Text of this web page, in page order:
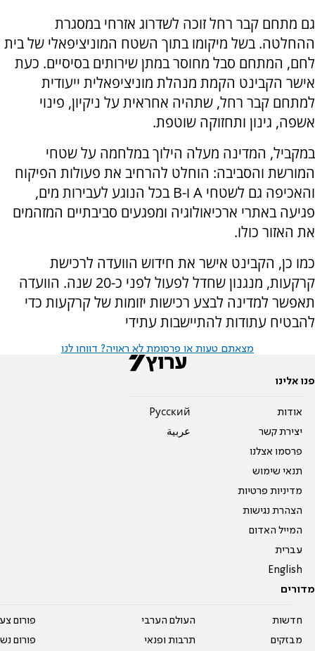
גם מתחם קבר רחל זוכה לשדרוג אזרחי במסגרת
ההחלטה. בשל מיקומו בתוך השטח המוניציפאלי של בית
לחם, המתחם סבל מחוסר במתן שירותים בסיסיים. כעת
אישר הקבינט הקמת מנהלת מוניציפאלית ייעודית
למתחם קבר רחל, שתהיה אחראית על ניקיון, פינוי
אשפה, גינון ותחזוקה שוטפת.
במקביל, המדינה מעלה הילוך במלחמה על שטחי
המורשת והסביבה: הוחלט להרחיב את פעולות הפיקוח
והאכיפה גם לשטחי A ו-B בכל הנוגע לעבירות מים,
פגיעה באתרי ארכיאולוגיה ומפגעים סביבתיים המזהמים
את האזור כולו.
כמו כן, הקבינט אישר את חידוש הוועדה לרכישת
קרקעות, מנגנון שחדל לפעול לפני כ-20 שנה. הוועדה
תאפשר למדינה לבצע רכישות יזומות של קרקעות כדי
להבטיח עתודות להתיישבות עתידי
מצאתם טעות או פרסומת לא ראויה? דווחו לנו
פנו אלינו
אודות
יצירת קשר
פרסמו אצלנו
תנאי שימוש
מדיניות פרטיות
הצהרת נגישות
המייל האדום
עברית
English
Pусский
عربية
מדורים
חדשות
מבזקים
העולם הערבי
תרבות ופנאי
פורום
פורום